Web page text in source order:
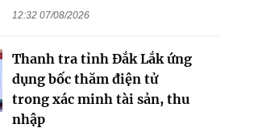
12:32 07/08/2026
Thanh tra tỉnh Đắk Lắk ứng
dụng bốc thăm điện tử
trong xác minh tài sản, thu
nhập